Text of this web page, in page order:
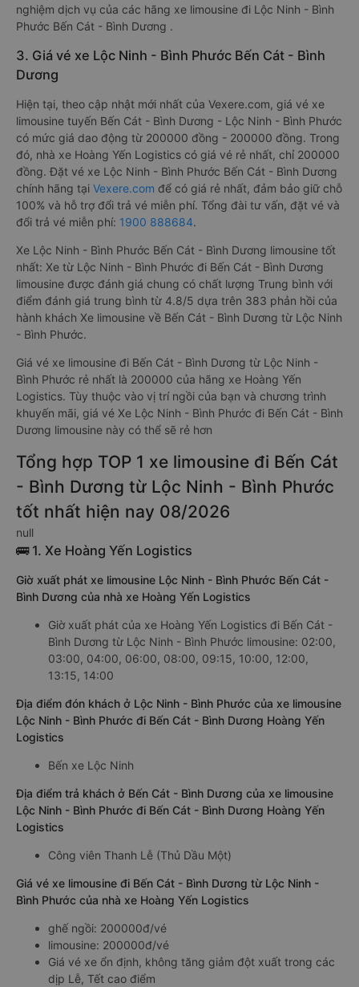
nghiệm dịch vụ của các hãng xe limousine đi Lộc Ninh - Bình
Phước Bến Cát - Bình Dương .
3. Giá vé xe Lộc Ninh - Bình Phước Bến Cát - Bình
Dương
Hiện tại, theo cập nhật mới nhất của Vexere.com, giá vé xe
limousine tuyến Bến Cát - Bình Dương - Lộc Ninh - Bình Phước
có mức giá dao động từ 200000 đồng - 200000 đồng. Trong
đó, nhà xe Hoàng Yến Logistics có giá vé rẻ nhất, chỉ 200000
đồng. Đặt vé xe Lộc Ninh - Bình Phước Bến Cát - Bình Dương
chính hãng tại Vexere.com để có giá rẻ nhất, đảm bảo giữ chỗ
100% và hỗ trợ đổi trả vé miễn phí. Tổng đài tư vấn, đặt vé và
đổi trả vé miễn phí: 1900 888684.
Xe Lộc Ninh - Bình Phước Bến Cát - Bình Dương limousine tốt
nhất: Xe từ Lộc Ninh - Bình Phước đi Bến Cát - Bình Dương
limousine được đánh giá chung có chất lượng Trung bình với
điểm đánh giá trung bình từ 4.8/5 dựa trên 383 phản hồi của
hành khách Xe limousine về Bến Cát - Bình Dương từ Lộc Ninh
- Bình Phước.
Giá vé xe limousine đi Bến Cát - Bình Dương từ Lộc Ninh -
Bình Phước rẻ nhất là 200000 của hãng xe Hoàng Yến
Logistics. Tùy thuộc vào vị trí ngồi của bạn và chương trình
khuyến mãi, giá vé Xe Lộc Ninh - Bình Phước đi Bến Cát - Bình
Dương limousine này có thể sẽ rẻ hơn
Tổng hợp TOP 1 xe limousine đi Bến Cát
- Bình Dương từ Lộc Ninh - Bình Phước
tốt nhất hiện nay 08/2026
null
🚌 1. Xe Hoàng Yến Logistics
Giờ xuất phát xe limousine Lộc Ninh - Bình Phước Bến Cát -
Bình Dương của nhà xe Hoàng Yến Logistics
Giờ xuất phát của xe Hoàng Yến Logistics đi Bến Cát -
Bình Dương từ Lộc Ninh - Bình Phước limousine: 02:00,
03:00, 04:00, 06:00, 08:00, 09:15, 10:00, 12:00,
13:15, 14:00
Địa điểm đón khách ở Lộc Ninh - Bình Phước của xe limousine
Lộc Ninh - Bình Phước đi Bến Cát - Bình Dương Hoàng Yến
Logistics
Bến xe Lộc Ninh
Địa điểm trả khách ở Bến Cát - Bình Dương của xe limousine
Lộc Ninh - Bình Phước đi Bến Cát - Bình Dương Hoàng Yến
Logistics
Công viên Thanh Lễ (Thủ Dầu Một)
Giá vé xe limousine đi Bến Cát - Bình Dương từ Lộc Ninh -
Bình Phước của nhà xe Hoàng Yến Logistics
ghế ngồi: 200000đ/vé
limousine: 200000đ/vé
Giá vé xe ổn định, không tăng giảm đột xuất trong các
dịp Lễ, Tết cao điểm